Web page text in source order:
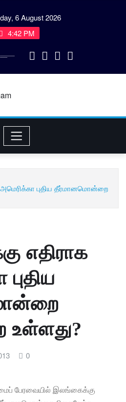
6 August 2026
4:42 PM
புதிய தீர்மானமொன்றை
எதிராக
உள்ளது?
0
பேரவையில் இலங்கைக்கு